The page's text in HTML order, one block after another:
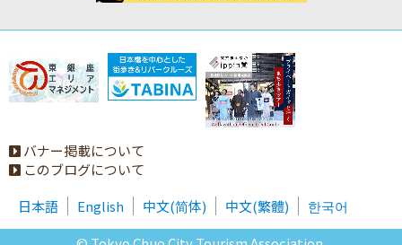
バナー掲載について
このブログについて
日本語
English 中文(简体) 中文(繁體)
한국어